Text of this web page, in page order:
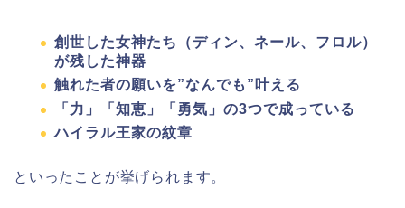
創世した女神たち（ディン、ネール、フロル）
が残した神器
触れた者の願いを”なんでも”叶える
「力」「知恵」「勇気」の3つで成っている
ハイラル王家の紋章
といったことが挙げられます。